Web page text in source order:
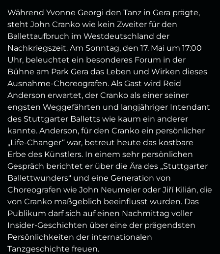
Während Yvonne Georgi den Tanz in Gera prägte,
steht John Cranko wie kein Zweiter für den
Ballettaufbruch im Westdeutschland der
Nachkriegszeit. Am Sonntag, den 17. Mai um 17:00
Uhr, beleuchtet ein besonderes Forum in der
Bühne am Park Gera das Leben und Wirken dieses
Ausnahme-Choreografen. Als Gast wird Reid
Anderson erwartet, der Cranko als einer seiner
engsten Weggefährten und langjähriger Intendant
des Stuttgarter Balletts wie kaum ein anderer
kannte. Anderson, für den Cranko ein persönlicher
„Life-Changer“ war, betreut heute das kostbare
Erbe des Künstlers. In einem sehr persönlichen
Gespräch berichtet er über die Ära des „Stuttgarter
Ballettwunders“ und eine Generation von
Choreografen wie John Neumeier oder Jiří Kilián, die
von Cranko maßgeblich beeinflusst wurden. Das
Publikum darf sich auf einen Nachmittag voller
Insider-Geschichten über eine der prägendsten
Persönlichkeiten der internationalen
Tanzgeschichte freuen.